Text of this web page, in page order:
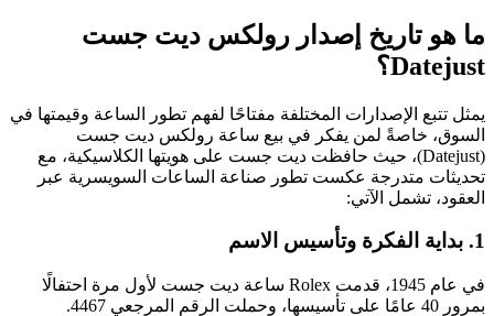
ما هو تاريخ إصدار رولكس ديت جست
Datejust؟
يمثل تتبع الإصدارات المختلفة مفتاحًا لفهم تطور الساعة وقيمتها في
السوق، خاصةً لمن يفكر في بيع ساعة رولكس ديت جست
(Datejust)، حيث حافظت ديت جست على هويتها الكلاسيكية، مع
تحديثات متدرجة عكست تطور صناعة الساعات السويسرية عبر
العقود، تشمل الآتي:
1. بداية الفكرة وتأسيس الاسم
في عام 1945، قدمت Rolex ساعة ديت جست لأول مرة احتفالًا
بمرور 40 عامًا على تأسيسها، وحملت الرقم المرجعي 4467.